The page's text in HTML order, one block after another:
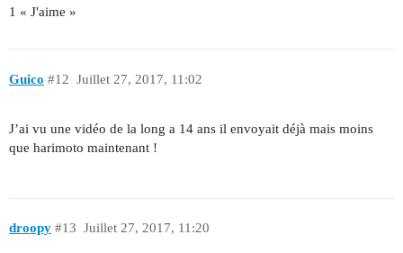
1 « J'aime »
Guico Juillet 27, 2017, 11:02
#12
J’ai vu une vidéo de la long a 14 ans il envoyait déjà mais moins
que harimoto maintenant !
droopy Juillet 27, 2017, 11:20
#13